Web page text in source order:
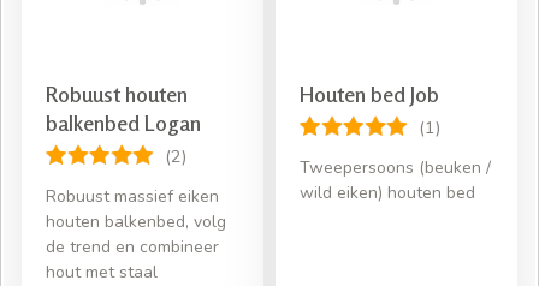
Robuust houten
balkenbed Logan
(2)
Robuust massief eiken
houten balkenbed, volg
de trend en combineer
hout met staal
Houten bed Job
(1)
Tweepersoons (beuken /
wild eiken) houten bed